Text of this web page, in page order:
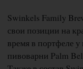
Swinkels Family
свои позиции на
время в портфеле
пивоварни Palm